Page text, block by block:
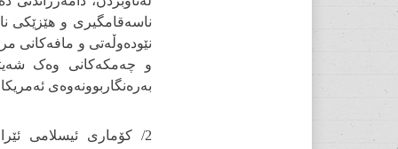
ناسەقامگیری و هێزێکی
نێودەوڵەتی و مافەکانی
و چەمکەکانی وەک
بەرەنگاربوونەوەی